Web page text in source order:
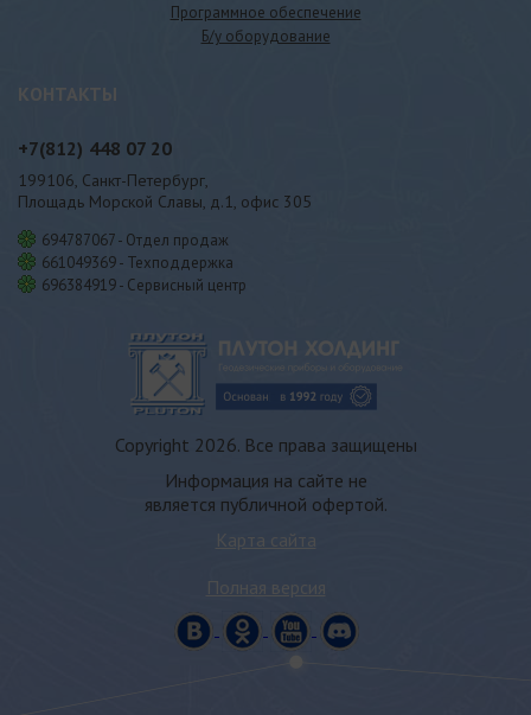
Программное обеспечение
Б/у оборудование
КОНТАКТЫ
+7(812) 448 07 20
199106, Санкт-Петербург,
Площадь Морской Славы, д.1, офис 305
694787067 - Отдел продаж
661049369 - Техподдержка
696384919 - Сервисный центр
Copyright 2026. Все права защищены
Информация на сайте не
является публичной офертой.
Карта сайта
Полная версия